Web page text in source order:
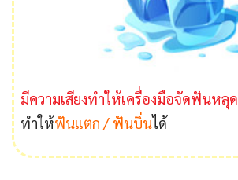
มีความเสียงทำให้เครื่องมือจัดฟันหลุด
ทำให้ฟันแตก / ฟันบิ่นได้